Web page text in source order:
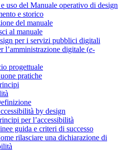
uso del Manuale operativo di design
e storico
del manuale
al manuale
per i servizi pubblici digitali
l’amministrazione digitale (e-
progettuale
pratiche
by design
per l’accessibilità
guida e criteri di successo
rilasciare una dichiarazione di